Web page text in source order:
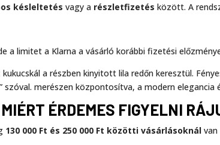
késleltetés vagy a részletfizetés között. A
a limitet a Klarna a vásárló korábbi fizetési
ÉRDEMES FIGYELNI
130 000 Ft és 250 000 Ft közötti vásárlásoknál